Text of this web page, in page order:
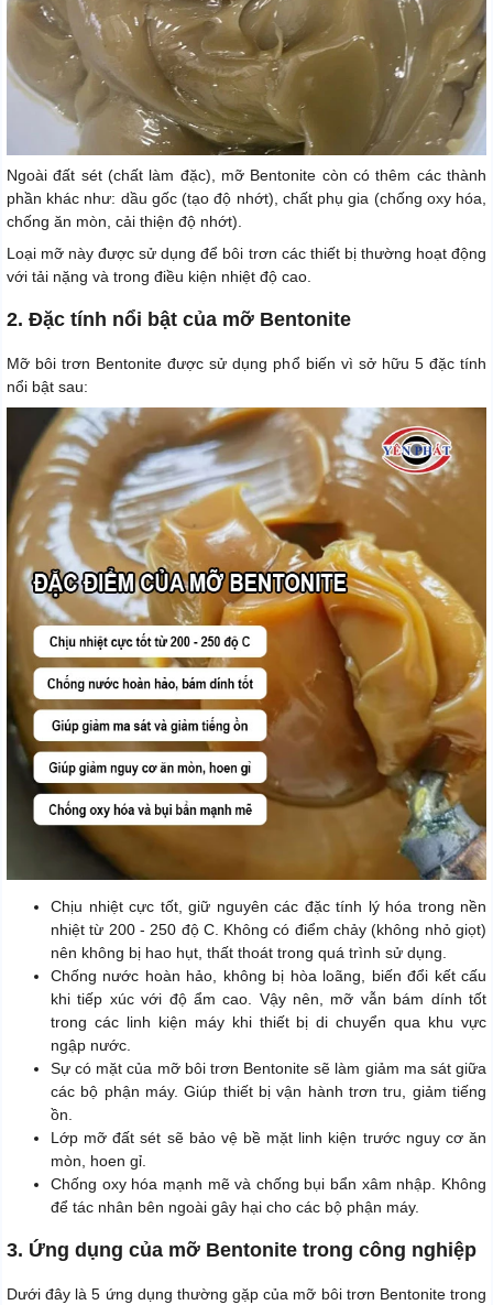
Ngoài đất sét (chất làm đặc), mỡ Bentonite còn có thêm các thành
phần khác như: dầu gốc (tạo độ nhớt), chất phụ gia (chống oxy hóa,
chống ăn mòn, cải thiện độ nhớt).
Loại mỡ này được sử dụng để bôi trơn các thiết bị thường hoạt động
với tải nặng và trong điều kiện nhiệt độ cao.
2. Đặc tính nổi bật của mỡ Bentonite
Mỡ bôi trơn Bentonite được sử dụng phổ biến vì sở hữu 5 đặc tính
nổi bật sau:
Chịu nhiệt cực tốt, giữ nguyên các đặc tính lý hóa trong nền
nhiệt từ 200 - 250 độ C. Không có điểm chảy (không nhỏ giọt)
nên không bị hao hụt, thất thoát trong quá trình sử dụng.
Chống nước hoàn hảo, không bị hòa loãng, biến đổi kết cấu
khi tiếp xúc với độ ẩm cao. Vậy nên, mỡ vẫn bám dính tốt
trong các linh kiện máy khi thiết bị di chuyển qua khu vực
ngập nước.
Sự có mặt của mỡ bôi trơn Bentonite sẽ làm giảm ma sát giữa
các bộ phận máy. Giúp thiết bị vận hành trơn tru, giảm tiếng
ồn.
Lớp mỡ đất sét sẽ bảo vệ bề mặt linh kiện trước nguy cơ ăn
mòn, hoen gỉ.
Chống oxy hóa mạnh mẽ và chống bụi bẩn xâm nhập. Không
để tác nhân bên ngoài gây hại cho các bộ phận máy.
3. Ứng dụng của mỡ Bentonite trong công nghiệp
Dưới đây là 5 ứng dụng thường gặp của mỡ bôi trơn Bentonite trong